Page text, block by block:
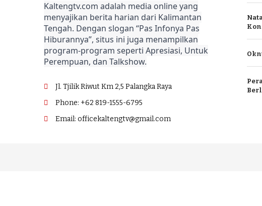
Kaltengtv.com adalah media online yang
menyajikan berita harian dari Kalimantan
Tengah. Dengan slogan “Pas Infonya Pas
Hiburannya”, situs ini juga menampilkan
program-program seperti Apresiasi, Untuk
Perempuan, dan Talkshow.
Jl. Tjilik Riwut Km 2,5 Palangka Raya
Phone: +62 819-1555-6795
Email: officekaltengtv@gmail.com